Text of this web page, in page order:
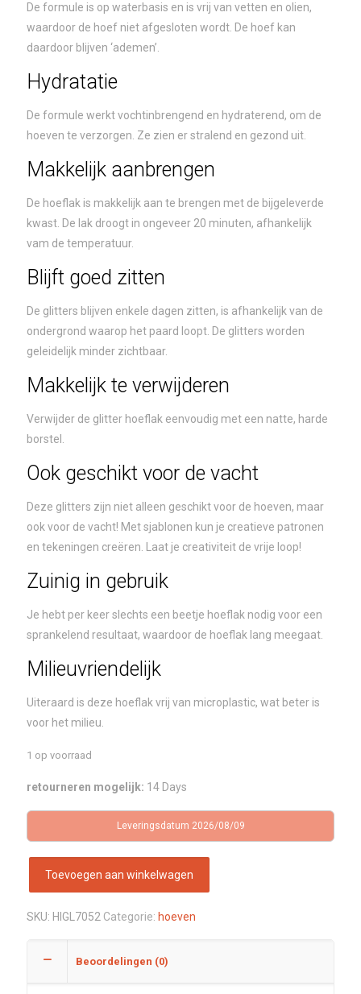
De formule is op waterbasis en is vrij van vetten en olien,
waardoor de hoef niet afgesloten wordt. De hoef kan
daardoor blijven ‘ademen’.
Hydratatie
De formule werkt vochtinbrengend en hydraterend, om de
hoeven te verzorgen. Ze zien er stralend en gezond uit.
Makkelijk aanbrengen
De hoeflak is makkelijk aan te brengen met de bijgeleverde
kwast. De lak droogt in ongeveer 20 minuten, afhankelijk
vam de temperatuur.
Blijft goed zitten
De glitters blijven enkele dagen zitten, is afhankelijk van de
ondergrond waarop het paard loopt. De glitters worden
geleidelijk minder zichtbaar.
Makkelijk te verwijderen
Verwijder de glitter hoeflak eenvoudig met een natte, harde
borstel.
Ook geschikt voor de vacht
Deze glitters zijn niet alleen geschikt voor de hoeven, maar
ook voor de vacht! Met sjablonen kun je creatieve patronen
en tekeningen creëren. Laat je creativiteit de vrije loop!
Zuinig in gebruik
Je hebt per keer slechts een beetje hoeflak nodig voor een
sprankelend resultaat, waardoor de hoeflak lang meegaat.
Milieuvriendelijk
Uiteraard is deze hoeflak vrij van microplastic, wat beter is
voor het milieu.
1 op voorraad
retourneren mogelijk: 14 Days
Leveringsdatum 2026/08/09
Toevoegen aan winkelwagen
SKU: HIGL7052 Categorie: hoeven
Beoordelingen (0)